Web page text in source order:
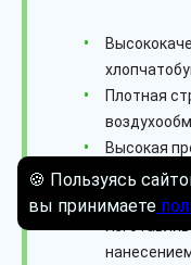
Плотная
Высокая
истиранию
Наши
🍪 Пользуясь
вы принимаете